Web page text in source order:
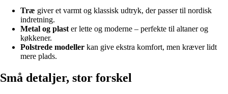
Træ giver et varmt og klassisk udtryk, der passer til nordisk
indretning.
Metal og plast er lette og moderne – perfekte til altaner og
køkkener.
Polstrede modeller kan give ekstra komfort, men kræver lidt
mere plads.
Små detaljer, stor forskel